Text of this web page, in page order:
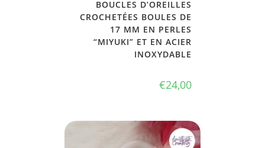
BOUCLES D’OREILLES
CROCHETÉES BOULES DE
17 MM EN PERLES
“MIYUKI” ET EN ACIER
INOXYDABLE
€24,00